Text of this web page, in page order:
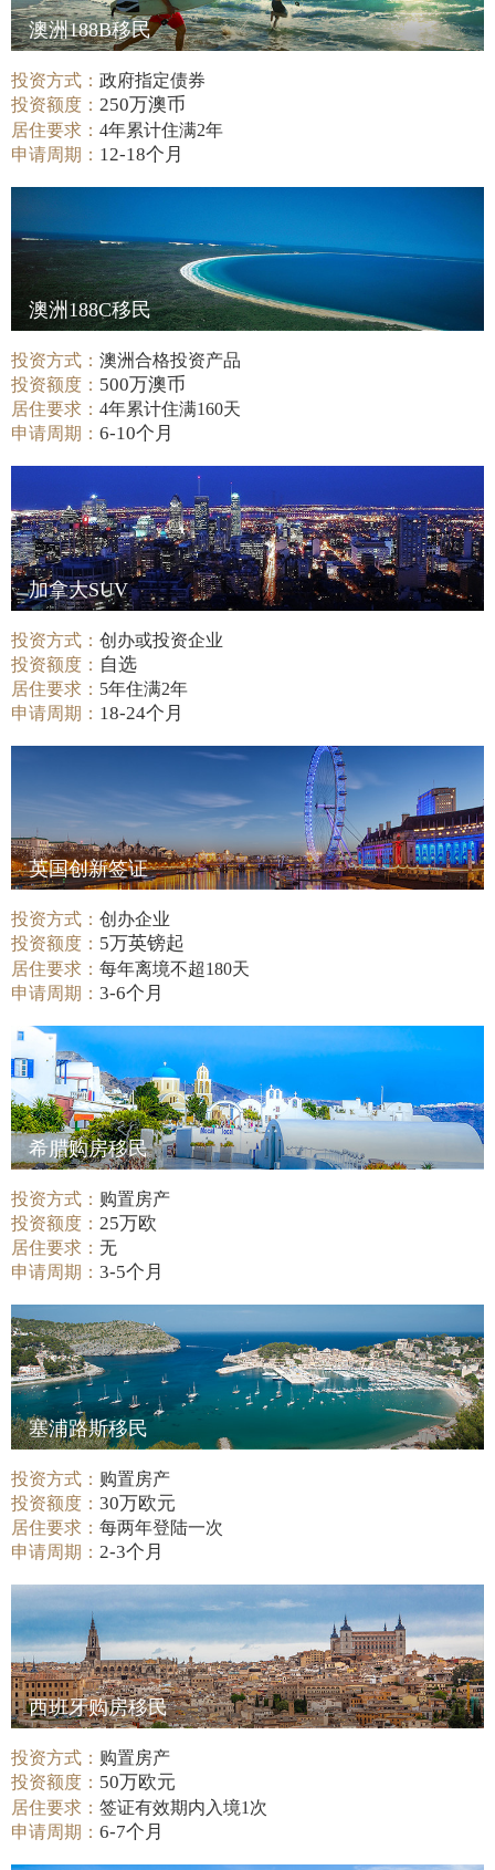
澳洲188B移民
投资方式：政府指定债券
投资额度： 250万澳币
居住要求：4年累计住满2年
申请周期： 12-18个月
澳洲188C移民
投资方式：澳洲合格投资产品
投资额度： 500万澳币
居住要求：4年累计住满160天
申请周期：6-10个月
加拿大SUV
投资方式：创办或投资企业
投资额度： 自选
居住要求： 5年住满2年
申请周期： 18-24个月
英国创新签证
投资方式：创办企业
投资额度： 5万英镑起
居住要求：每年离境不超180天
申请周期：3-6个月
希腊购房移民
投资方式： 购置房产
投资额度： 25万欧
居住要求：无
申请周期：3-5个月
塞浦路斯移民
投资方式： 购置房产
投资额度：30万欧元
居住要求：每两年登陆一次
申请周期： 2-3个月
西班牙购房移民
投资方式： 购置房产
投资额度： 50万欧元
居住要求：签证有效期内入境1次
申请周期：6-7个月